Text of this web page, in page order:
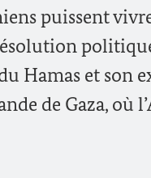
puissent
Hamas et son
de Gaza,